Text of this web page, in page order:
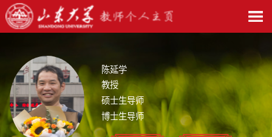
陈延学
教授
硕士生导师
博士生导师